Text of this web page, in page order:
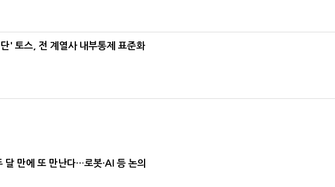
' 토스, 전 계열사 내부통제 표준화
달 만에 또 만난다…로봇·AI 등 논의